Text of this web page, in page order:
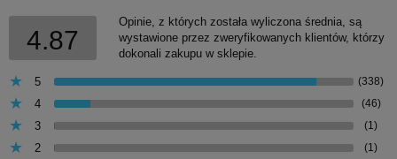
4.87
Opinie, z których została wyliczona średnia, są
wystawione przez zweryfikowanych klientów, którzy
dokonali zakupu w sklepie.
5 (338)
4 (46)
3 (1)
2 (1)